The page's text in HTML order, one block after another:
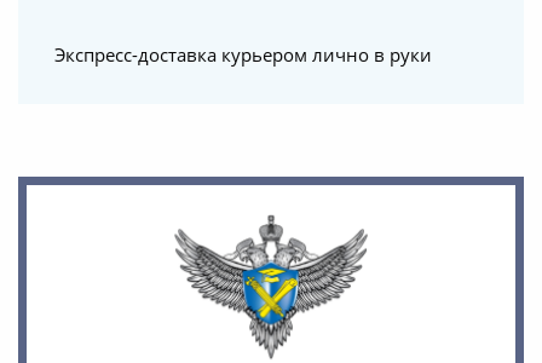
Экспресс-доставка курьером лично в руки